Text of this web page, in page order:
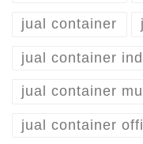
jual container
jual container
jual container
jual container